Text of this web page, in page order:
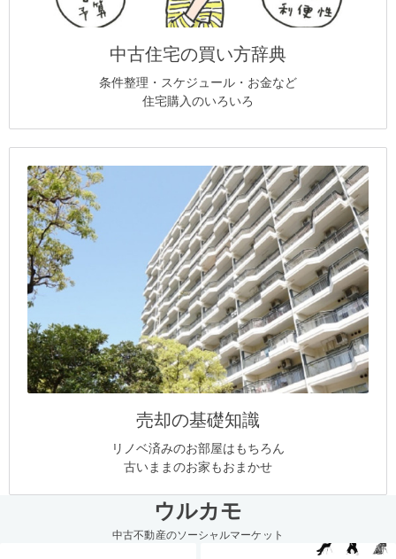
中古住宅の買い方辞典
条件整理・スケジュール・お金など
住宅購入のいろいろ
売却の基礎知識
リノベ済みのお部屋はもちろん
古いままのお家もおまかせ
ウルカモ
中古不動産のソーシャルマーケット